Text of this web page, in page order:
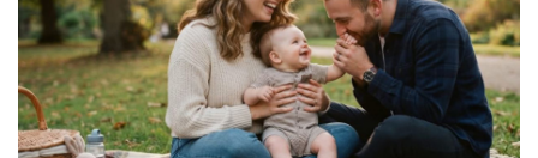
08. 08. 2026 00:48
Ovo niko nije očekivao! Gledateljka sve šokirala svojim
tvrdnjama, nastao potpuni haos: Slao mi je intimne
slike (VIDEO)